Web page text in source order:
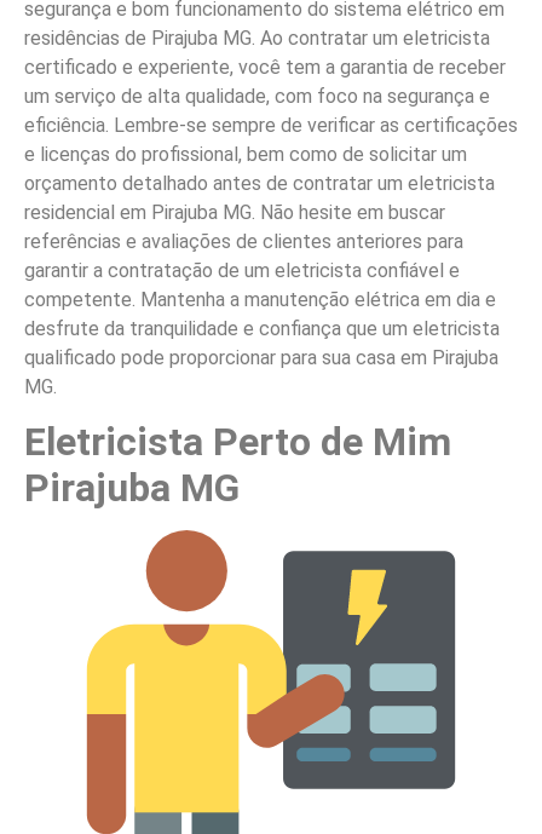
segurança e bom funcionamento do sistema elétrico em
residências de Pirajuba MG. Ao contratar um eletricista
certificado e experiente, você tem a garantia de receber
um serviço de alta qualidade, com foco na segurança e
eficiência. Lembre-se sempre de verificar as certificações
e licenças do profissional, bem como de solicitar um
orçamento detalhado antes de contratar um eletricista
residencial em Pirajuba MG. Não hesite em buscar
referências e avaliações de clientes anteriores para
garantir a contratação de um eletricista confiável e
competente. Mantenha a manutenção elétrica em dia e
desfrute da tranquilidade e confiança que um eletricista
qualificado pode proporcionar para sua casa em Pirajuba
MG.
Eletricista Perto de Mim
Pirajuba MG